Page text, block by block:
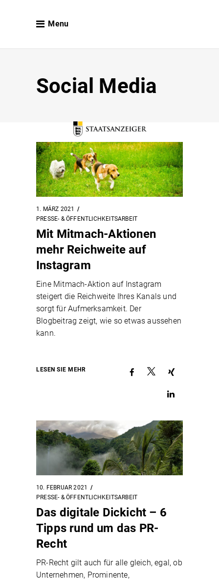
Menu
Social Media
1. MÄRZ 2021
PRESSE- & ÖFFENTLICHKEITSARBEIT
Mit Mitmach-Aktionen
mehr Reichweite auf
Instagram
Eine Mitmach-Aktion auf Instagram
steigert die Reichweite Ihres Kanals und
sorgt für Aufmerksamkeit. Der
Blogbeitrag zeigt, wie so etwas aussehen
kann.
LESEN SIE MEHR
10. FEBRUAR 2021
PRESSE- & ÖFFENTLICHKEITSARBEIT
Das digitale Dickicht – 6
Tipps rund um das PR-
Recht
PR-Recht gilt auch für alle gleich, egal, ob
Unternehmen, Prominente,